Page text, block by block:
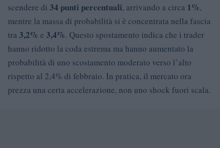
scendere di 34 punti percentuali, arrivando a circa 1%,
mentre la massa di probabilità si è concentrata nella fascia
tra 3,2% e 3,4%. Questo spostamento indica che i trader
hanno ridotto la coda estrema ma hanno aumentato la
probabilità di uno scostamento moderato verso l’alto
rispetto al 2,4% di febbraio. In pratica, il mercato ora
prezza una certa accelerazione, non uno shock fuori scala.